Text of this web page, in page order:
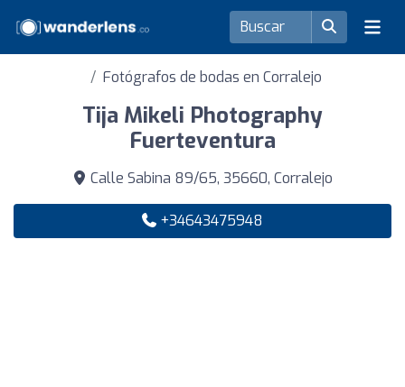
Fotógrafos de bodas en Corralejo
Tija Mikeli Photography
Fuerteventura
Calle Sabina 89/65, 35660, Corralejo
+34643475948